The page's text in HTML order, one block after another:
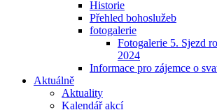
Historie
Přehled bohoslužeb
fotogalerie
Fotogalerie 5. Sjezd
2024
Informace pro zájemce o
Aktuálně
Aktuality
Kalendář akcí